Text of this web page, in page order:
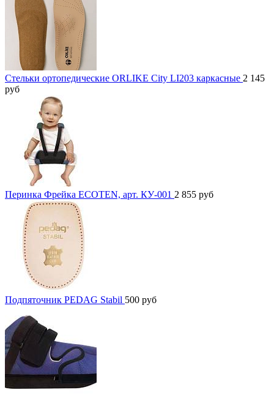
Стельки ортопедические ORLIKE City LI203 каркасные 2 145
руб
Перинка Фрейка ECOTEN, арт. КУ-001 2 855 руб
Подпяточник PEDAG Stabil 500 руб